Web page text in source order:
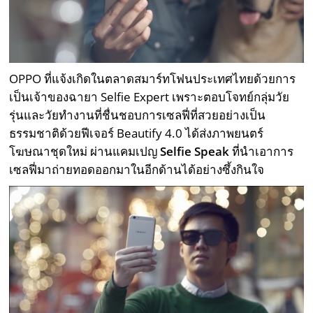
OPPO ที่แจ้งเกิดในตลาดสมาร์ทโฟนประเทศไทยด้วยการ
เป็นเจ้าของฉายา Selfie Expert เพราะตอบโจทย์กลุ่มวัย
รุ่นและวัยทำงานที่ชื่นชอบการเซลฟี่ที่สวยอย่างเป็น
ธรรมชาติด้วยฟีเจอร์ Beautify 4.0 ได้ส่งภาพยนตร์
โฆษณาชุดใหม่ ผ่านแคมเปญSelfie Speakที่นำเอาการ
เซลฟี่มาถ่ายทอดออกมาในอีกด้านได้อย่างซึ้งกินใจ